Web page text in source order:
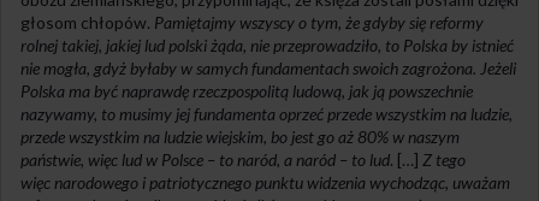
głosom chłopów. Pamiętajmy wszyscy o tym, że gdyby się reformy
rolnej takiej, jakiej lud polski żąda, nie przeprowadziło, to Polska by istnieć
nie mogła, gdyż byłaby w samych fundamentach swoich zagrożona. Jeżeli
Polska ma być naprawdę rzeczpospolitą ludową, jak ją powszechnie
nazywamy, to musimy jej fundamenta oprzeć przede wszystkim na ludzie,
przede wszystkim na ludzie wiejskim, bo jest go aż 80% w naszym
państwie, więc lud w Polsce – to naród, a naród – to lud. […] Z tego
więc narodowego i patriotycznego punktu widzenia wychodząc, uważam